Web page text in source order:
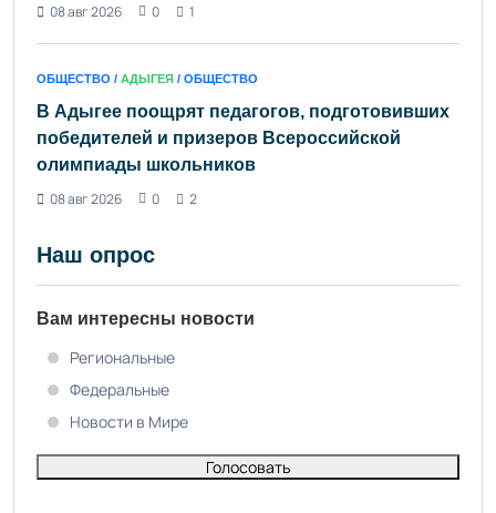
08 авг 2026
0 1
ОБЩЕСТВО / АДЫГЕЯ / ОБЩЕСТВО
В Адыгее поощрят педагогов, подготовивших
победителей и призеров Всероссийской
олимпиады школьников
08 авг 2026
0 2
Наш опрос
Вам интересны новости
Региональные
Федеральные
Новости в Мире
Голосовать